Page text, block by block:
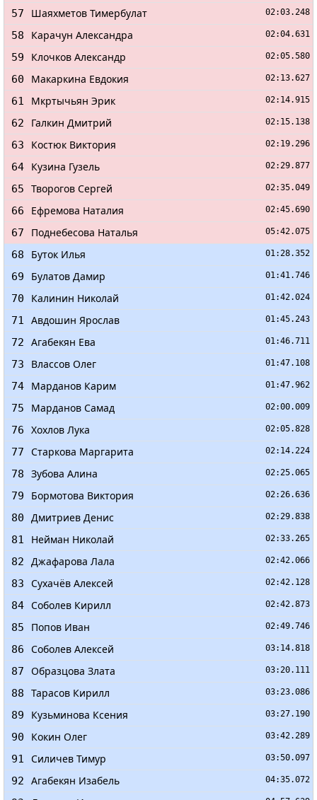
57 Шаяхметов Тимербулат 02:03.248
58 Карачун Александра 02:04.631
59 Клочков Александр 02:05.580
60 Макаркина Евдокия 02:13.627
61 Мкртычьян Эрик 02:14.915
62 Галкин Дмитрий 02:15.138
63 Костюк Виктория 02:19.296
64 Кузина Гузель 02:29.877
65 Творогов Сергей 02:35.049
66 Ефремова Наталия 02:45.690
67 Поднебесова Наталья 05:42.075
68 Буток Илья 01:28.352
69 Булатов Дамир 01:41.746
70 Калинин Николай 01:42.024
71 Авдошин Ярослав 01:45.243
72 Агабекян Ева 01:46.711
73 Влассов Олег 01:47.108
74 Марданов Карим 01:47.962
75 Марданов Самад 02:00.009
76 Хохлов Лука 02:05.828
77 Старкова Маргарита 02:14.224
78 Зубова Алина 02:25.065
79 Бормотова Виктория 02:26.636
80 Дмитриев Денис 02:29.838
81 Нейман Николай 02:33.265
82 Джафарова Лала 02:42.066
83 Сухачёв Алексей 02:42.128
84 Соболев Кирилл 02:42.873
85 Попов Иван 02:49.746
86 Соболев Алексей 03:14.818
87 Образцова Злата 03:20.111
88 Тарасов Кирилл 03:23.086
89 Кузьминова Ксения 03:27.190
90 Кокин Олег 03:42.289
91 Силичев Тимур 03:50.097
92 Агабекян Изабель 04:35.072